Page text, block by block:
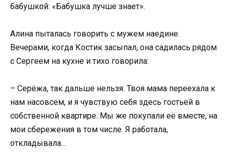
бабушкой: «Бабушка лучше знает».
Алина пыталась говорить с мужем наедине.
Вечерами, когда Костик засыпал, она садилась рядом
с Сергеем на кухне и тихо говорила:
– Серёжа, так дальше нельзя. Твоя мама переехала к
нам насовсем, и я чувствую себя здесь гостьей в
собственной квартире. Мы же покупали её вместе, на
мои сбережения в том числе. Я работала,
откладывала…